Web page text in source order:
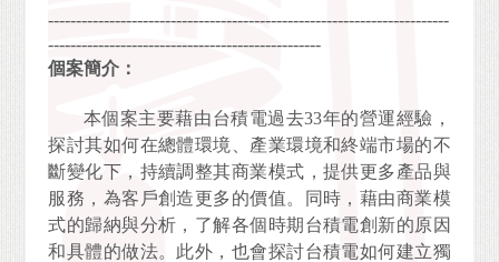
------------------------------------------------------------------------
-------------------------------------------------
個案簡介：
本個案主要藉由台積電過去33年的營運經驗，
探討其如何在總體環境、產業環境和終端市場的不
斷變化下，持續調整其商業模式，提供更多產品與
服務，為客戶創造更多的價值。同時，藉由商業模
式的歸納與分析，了解各個時期台積電創新的原因
和具體的做法。此外，也會探討台積電如何建立獨